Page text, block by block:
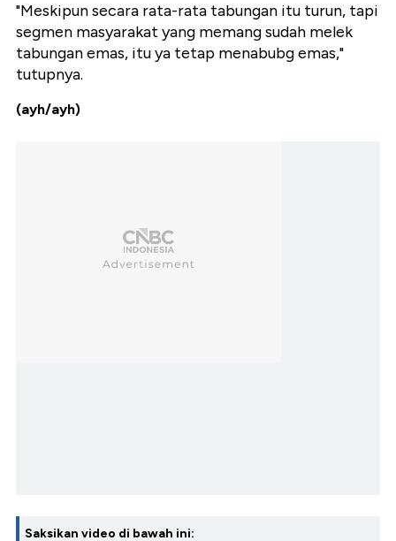
"Meskipun secara rata-rata tabungan itu turun, tapi
segmen masyarakat yang memang sudah melek
tabungan emas, itu ya tetap menabubg emas,"
tutupnya.
(ayh/ayh)
Saksikan video di bawah ini: